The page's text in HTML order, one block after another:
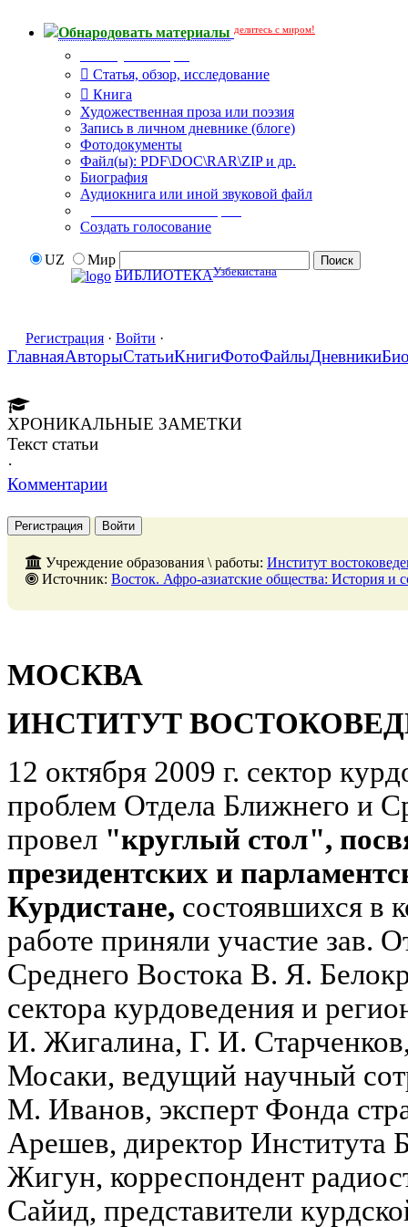
Обнародовать материалы делитесь с миром!
Статья, обзор, исследование
Книга
Художественная проза или поэзия
Запись в личном дневнике (блоге)
Фотодокументы
Файл(ы): PDF\DOC\RAR\ZIP и др.
Биография
Аудиокнига или иной звуковой файл
Создать голосование
UZ
Мир
БИБЛИОТЕКАУзбекистана
Регистрация · Войти ·
ГлавнаяАвторыСтатьиКнигиФотоФайлыДневники
ХРОНИКАЛЬНЫЕ ЗАМЕТКИ
Текст статьи
·
Комментарии
Регистрация Войти
Учреждение образования \ работы: Институт
Источник: Восток. Афро-азиатские общества: История и современность, № 1, 28
МОСКВА
ИНСТИТУТ
12 октября 2009 г. сектор
проблем Отдела Ближнего и
провел "круглый стол",
президентских и
Курдистане, состоявшихся в
работе приняли участие зав.
Среднего Востока В. Я.
сектора курдоведения и
И. Жигалина, Г. И.
Мосаки, ведущий научный
М. Иванов, эксперт Фонда
Арешев, директор Института
Жигун, корреспондент
Сайид, представители